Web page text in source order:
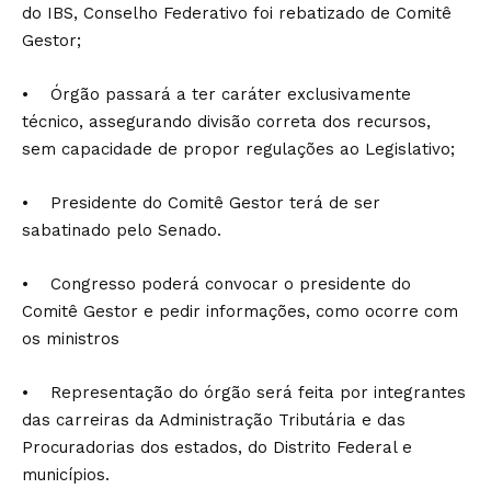
do IBS, Conselho Federativo foi rebatizado de Comitê
Gestor;
• Órgão passará a ter caráter exclusivamente
técnico, assegurando divisão correta dos recursos,
sem capacidade de propor regulações ao Legislativo;
• Presidente do Comitê Gestor terá de ser
sabatinado pelo Senado.
• Congresso poderá convocar o presidente do
Comitê Gestor e pedir informações, como ocorre com
os ministros
• Representação do órgão será feita por integrantes
das carreiras da Administração Tributária e das
Procuradorias dos estados, do Distrito Federal e
municípios.